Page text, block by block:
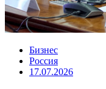
Бизнес
Россия
17.07.2026